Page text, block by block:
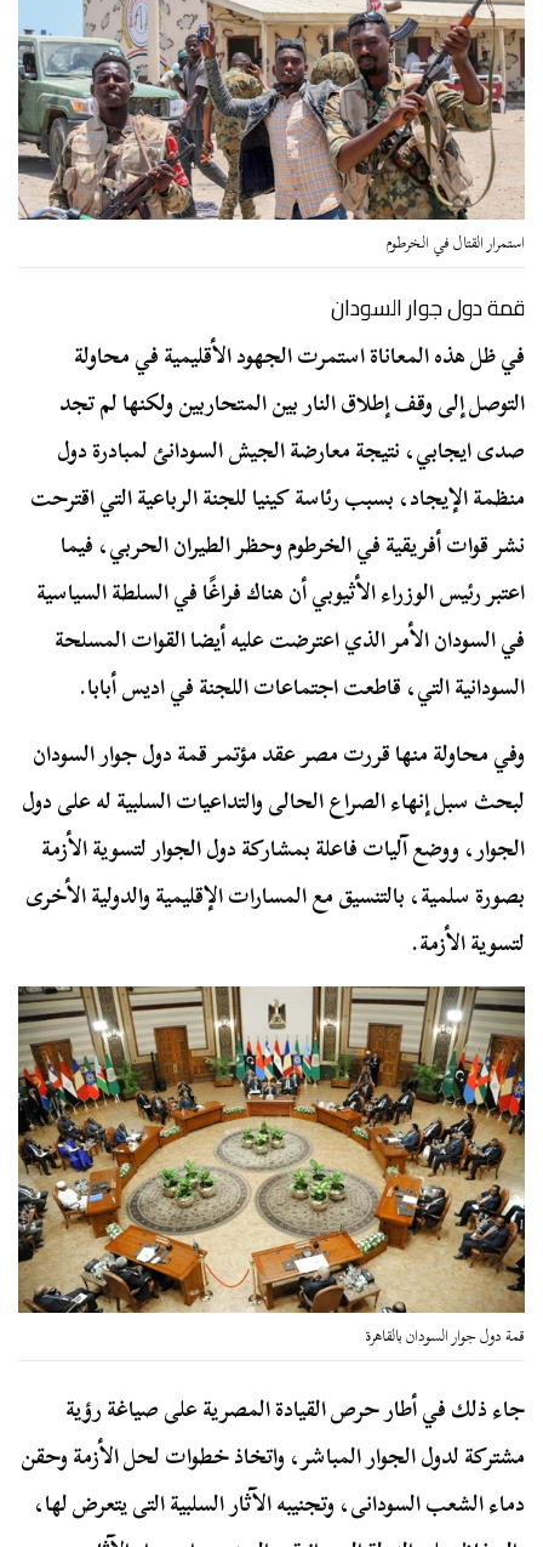
استمرار القتال في الخرطوم
قمة دول جوار السودان
في ظل هذه المعاناة استمرت الجهود الأقليمية في محاولة
التوصل إلى وقف إطلاق النار بين المتحاربين ولكنها لم تجد
صدى ايجابي، نتيجة معارضة الجيش السودانئ لمبادرة دول
منظمة الإيجاد، بسبب رئاسة كينيا للجنة الرباعية التي اقترحت
نشر قوات أفريقية في الخرطوم وحظر الطيران الحربي، فيما
اعتبر رئيس الوزراء الأثيوبي أن هناك فراغًا في السلطة السياسية
في السودان الأمر الذي اعترضت عليه أيضا القوات المسلحة
السودانية التي، قاطعت اجتماعات اللجنة في اديس أبابا.
وفي محاولة منها قررت مصر عقد مؤتمر قمة دول جوار السودان
لبحث سبل إنهاء الصراع الحالى والتداعيات السلبية له على دول
الجوار، ووضع آليات فاعلة بمشاركة دول الجوار لتسوية الأزمة
بصورة سلمية، بالتنسيق مع المسارات الإقليمية والدولية الأخرى
لتسوية الأزمة.
قمة دول جوار السودان بالقاهرة
جاء ذلك في أطار حرص القيادة المصرية على صياغة رؤية
مشتركة لدول الجوار المباشر، واتخاذ خطوات لحل الأزمة وحقن
دماء الشعب السودانى، وتجنيبه الآثار السلبية التى يتعرض لها،